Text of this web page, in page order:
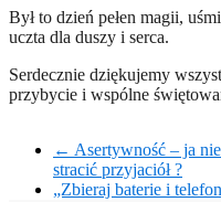
Był to dzień pełen magii,
uczta dla duszy i serca.
Serdecznie dziękujemy
przybycie i wspólne
← Asertywność – ja
stracić przyjaciół ?
„Zbieraj baterie i